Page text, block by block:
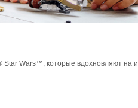
Star Wars™, которые вдохновляют на